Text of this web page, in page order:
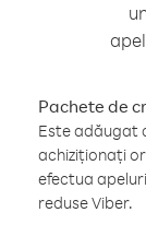
Pachete de
Este adăugat
achiziționați
efectua
reduse Viber.